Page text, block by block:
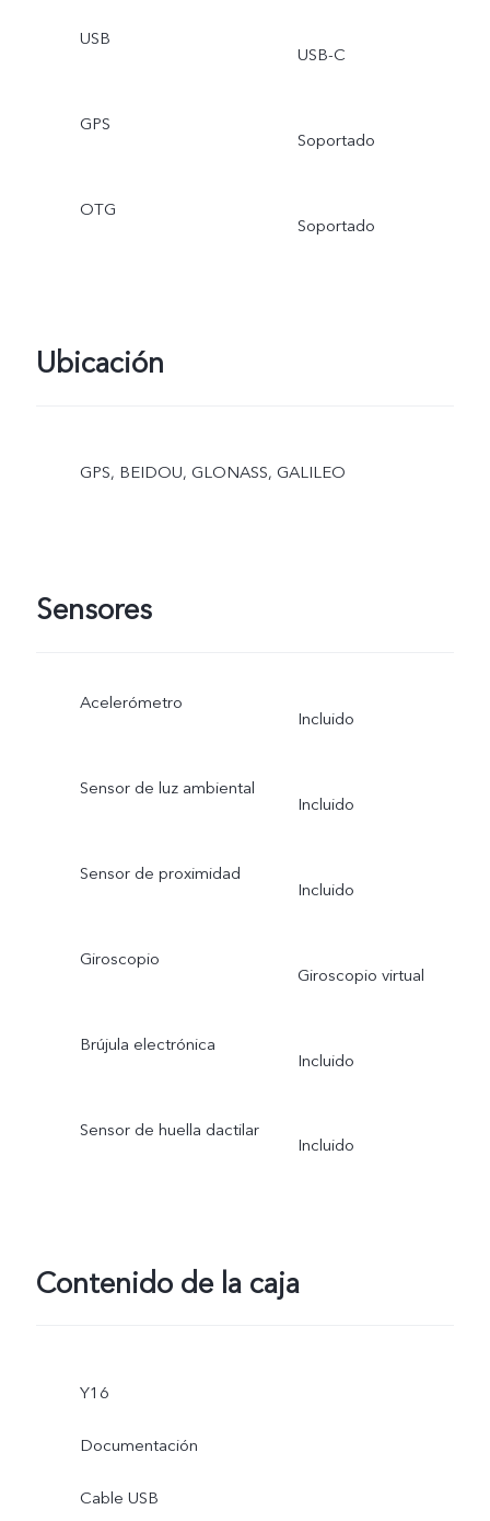
USB
USB-C
GPS
Soportado
OTG
Soportado
Ubicación
GPS, BEIDOU, GLONASS, GALILEO
Sensores
Acelerómetro
Incluido
Sensor de luz ambiental
Incluido
Sensor de proximidad
Incluido
Giroscopio
Giroscopio virtual
Brújula electrónica
Incluido
Sensor de huella dactilar
Incluido
Contenido de la caja
Y16
Documentación
Cable USB